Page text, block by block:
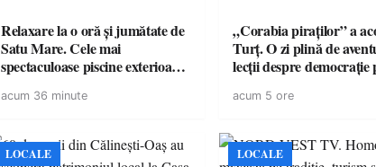
Relaxare la o oră și jumătate de
Satu Mare. Cele mai
spectaculoase piscine exterioare
pentru o escapadă de vară
acum 36 minute
„Corabia piraților” a
Turț. O zi plină de
lecții despre democrație
acum 5 ore
LOCALE LOCALE